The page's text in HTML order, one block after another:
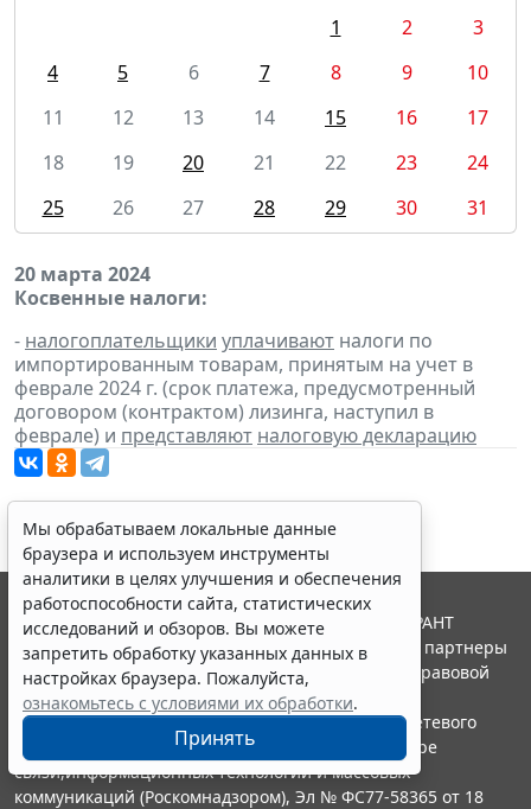
1
2
3
4
5 6 7 8 9
10
11
12 13 14 15 16
17
18
19 20 21 22 23
24
25
26 27 28 29 30 31
20 марта 2024
Косвенные налоги:
- налогоплательщики уплачивают налоги по
импортированным товарам, принятым на учет в
феврале 2024 г. (срок платежа, предусмотренный
договором (контрактом) лизинга, наступил в
феврале) и представляют налоговую декларацию
Мы обрабатываем локальные данные
браузера и используем инструменты
аналитики в целях улучшения и обеспечения
работоспособности сайта, статистических
исследований и обзоров. Вы можете
запретить обработку указанных данных в
настройках браузера. Пожалуйста,
ознакомьтесь с условиями их обработки.
Принять
© ООО "НПП "ГАРАНТ-СЕРВИС", 2026. Система ГАРАНТ
выпускается с 1990 года. Компания "Гарант" и ее партнеры
являются участниками Российской ассоциации правовой
информации ГАРАНТ.
Портал ГАРАНТ.РУ зарегистрирован в качестве сетевого
издания Федеральной службой по надзору в сфере
связи,информационных технологий и массовых
коммуникаций (Роскомнадзором), Эл № ФС77-58365 от 18